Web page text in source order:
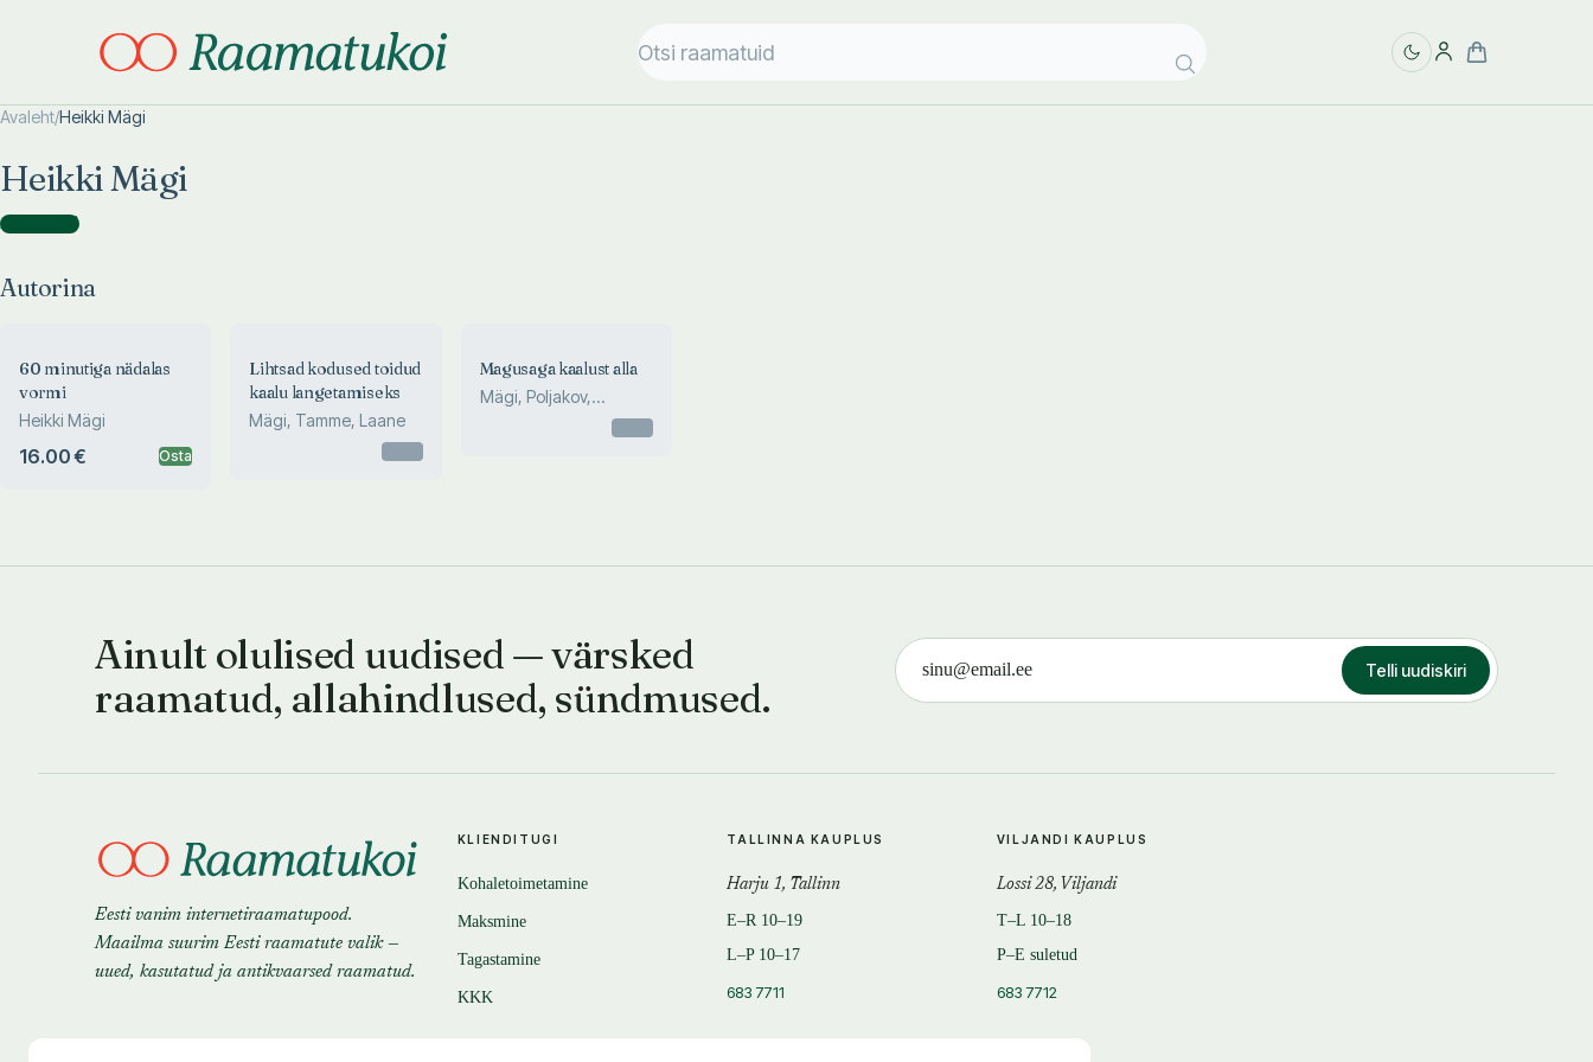
Avaleht/Heikki Mägi
Heikki Mägi
Autorina )
Autorina
60 minutiga nädalas
vormi
Heikki Mägi
16.00 € Osta
Lihtsad kodused toidud
kaalu langetamiseks
Mägi, Tamme, Laane
Magusaga kaalust alla
Mägi, Poljakov,
Ainult olulised uudised — värsked
raamatud, allahindlused, sündmused.
Telli uudiskiri
Eesti vanim internetiraamatupood.
Maailma suurim Eesti raamatute valik —
uued, kasutatud ja antikvaarsed raamatud.
KLIENDITUGI
Kohaletoimetamine
Maksmine
Tagastamine
KKK
TALLINNA KAUPLUS
Harju 1, Tallinn
E–R 10–19
L–P 10–17
683 7711
VILJANDI KAUPLUS
Lossi 28, Viljandi
T–L 10–18
P–E suletud
683 7712